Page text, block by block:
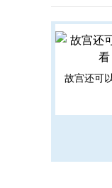
故宫还可